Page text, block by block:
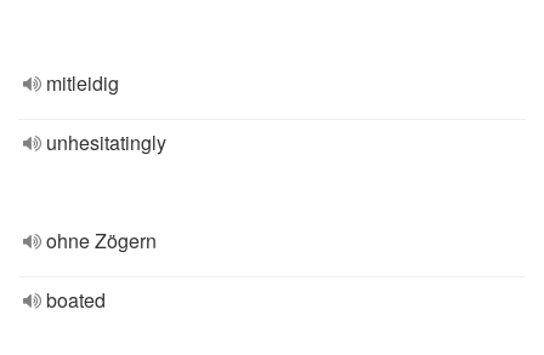
mitleidig
unhesitatingly
ohne Zögern
boated